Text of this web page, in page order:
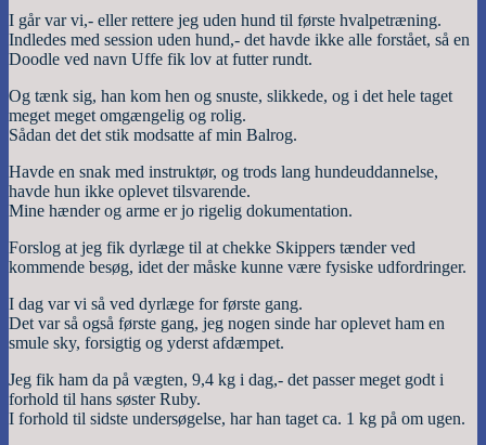
I går var vi,- eller rettere jeg uden hund til første hvalpetræning.
Indledes med session uden hund,- det havde ikke alle forstået, så en
Doodle ved navn Uffe fik lov at futter rundt.
Og tænk sig, han kom hen og snuste, slikkede, og i det hele taget
meget meget omgængelig og rolig.
Sådan det det stik modsatte af min Balrog.
Havde en snak med instruktør, og trods lang hundeuddannelse,
havde hun ikke oplevet tilsvarende.
Mine hænder og arme er jo rigelig dokumentation.
Forslog at jeg fik dyrlæge til at chekke Skippers tænder ved
kommende besøg, idet der måske kunne være fysiske udfordringer.
I dag var vi så ved dyrlæge for første gang.
Det var så også første gang, jeg nogen sinde har oplevet ham en
smule sky, forsigtig og yderst afdæmpet.
Jeg fik ham da på vægten, 9,4 kg i dag,- det passer meget godt i
forhold til hans søster Ruby.
I forhold til sidste undersøgelse, har han taget ca. 1 kg på om ugen.